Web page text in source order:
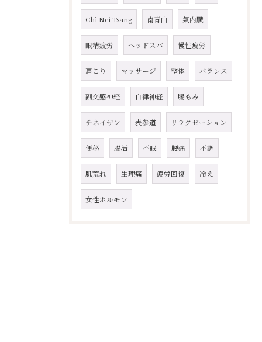
Chi Nei Tsang 南青山 氣内臓
眼精疲労 ヘッドスパ 慢性疲労
肩こり マッサージ 整体 バランス
副交感神経 自律神経 腸もみ
チネイザン 表参道 リラクゼーション
便秘 腸活 不眠 腰痛 不調
肌荒れ 生理痛 疲労回復 冷え
女性ホルモン